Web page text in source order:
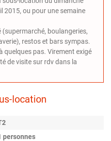
2015, ou pour une semaine
boulangeries,
restos et bars sympas.
quelques pas. Virement exigé
de visite sur rdv dans la
location
personnes